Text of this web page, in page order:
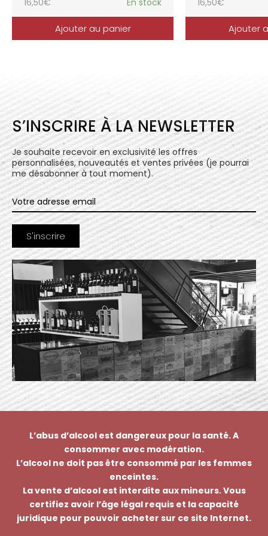
Ajouter au panier Ajouter
S’INSCRIRE À LA NEWSLETTER
Je souhaite recevoir en exclusivité les offres
personnalisées, nouveautés et ventes privées (je pourrai
me désabonner à tout moment).
L’abus d’alcool est dangereux pour la santé. A
consommer avec modération.
L’alcool ne doit pas être consommé par les femmes
enceintes.
La vente d’alcool est interdite aux mineurs. Vous
certifiez avoir l’âge légal requis et la capacité
juridique pour pouvoir acheter sur ce site Internet.